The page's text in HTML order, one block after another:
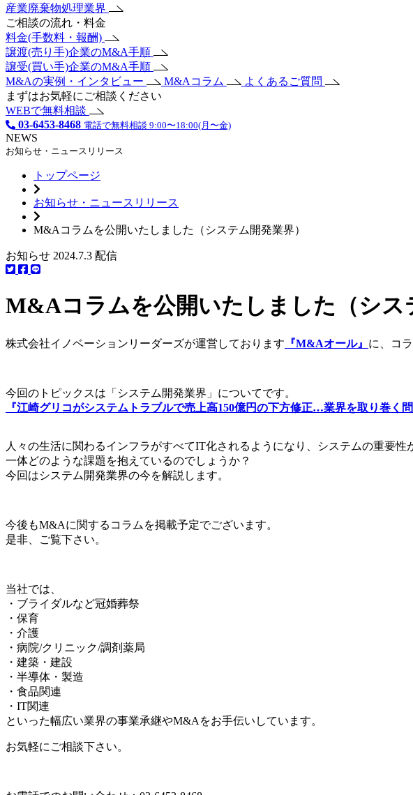
産業廃棄物処理業界
ご相談の流れ・料金
料金(手数料・報酬)
譲渡(売り手)企業のM&A手順
譲受(買い手)企業のM&A手順
M&Aの実例・インタビュー
M&Aコラム
よくあるご質問
まずはお気軽にご相談ください
WEBで無料相談
03-6453-8468 電話で無料相談 9:00〜18:00(月〜金)
NEWS
お知らせ・ニュースリリース
トップページ
お知らせ・ニュースリリース
M&Aコラムを公開いたしました（システム開発業界）
お知らせ 2024.7.3 配信
M&Aコラムを公開いたしました（シス
株式会社イノベーションリーダーズが運営しております 『M&Aオール』 に、コ
今回のトピックスは「システム開発業界」についてです。
『江崎グリコがシステムトラブルで売上高150億円の下方修正…業界を取り巻く問
人々の生活に関わるインフラがすべてIT化されるようになり、システムの重要
一体どのような課題を抱えているのでしょうか？
今回はシステム開発業界の今を解説します。
今後もM&Aに関するコラムを掲載予定でございます。
是非、ご覧下さい。
当社では、
・ブライダルなど冠婚葬祭
・保育
・介護
・病院/クリニック/調剤薬局
・建築・建設
・半導体・製造
・食品関連
・IT関連
といった幅広い業界の事業承継やM&Aをお手伝いしています。
お気軽にご相談下さい。